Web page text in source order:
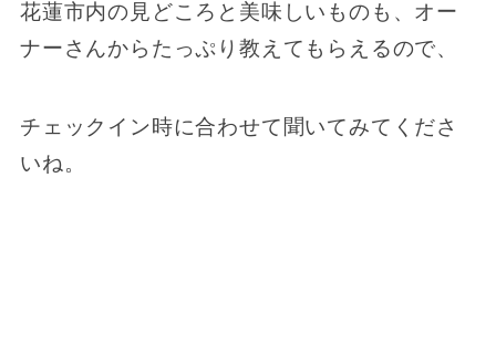
花蓮市内の見どころと美味しいものも、オー
ナーさんからたっぷり教えてもらえるので、
チェックイン時に合わせて聞いてみてくださ
いね。